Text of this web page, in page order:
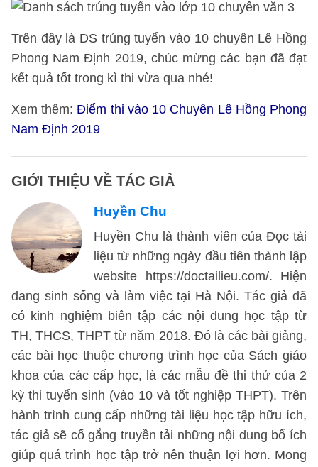
Trên đây là DS trúng tuyển vào 10 chuyên Lê Hồng
Phong Nam Định 2019, chúc mừng các bạn đã đạt
kết quả tốt trong kì thi vừa qua nhé!
Xem thêm:Điểm thi vào 10 Chuyên Lê Hồng Phong
Nam Định 2019
GIỚI THIỆU VỀ TÁC GIẢ
Huyền Chu
Huyền Chu là thành viên của Đọc tài
liệu từ những ngày đầu tiên thành lập
website https://doctailieu.com/. Hiện
đang sinh sống và làm việc tại Hà Nội. Tác giả đã
có kinh nghiệm biên tập các nội dung học tập từ
TH, THCS, THPT từ năm 2018. Đó là các bài giảng,
các bài học thuộc chương trình học của Sách giáo
khoa của các cấp học, là các mẫu đề thi thử của 2
kỳ thi tuyển sinh (vào 10 và tốt nghiệp THPT). Trên
hành trình cung cấp những tài liệu học tập hữu ích,
tác giả sẽ cố gắng truyền tải những nội dung bổ ích
giúp quá trình học tập trở nên thuận lợi hơn. Mong